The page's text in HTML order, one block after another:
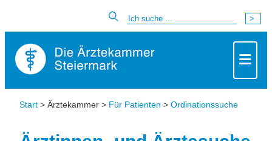
Start > Ärztekammer > Für Patienten > Ordinationssuche